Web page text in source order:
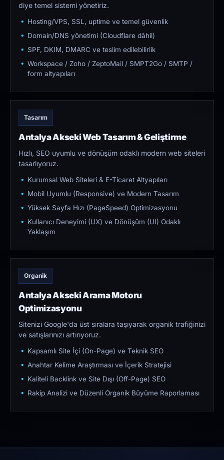
diye temel sistemi yönetiriz.
Hosting/VPS, SSL, uptime ve temel güvenlik
Domain/DNS yönetimi (Cloudflare dâhil)
SPF, DKIM, DMARC ve teslim edilebilirlik
Workspace / Zoho / ZeptoMail / SMPT2Go / SMTP /
form altyapıları
Tasarım
Antalya Akseki Web Tasarım & Geliştirme
Hızlı, SEO uyumlu ve dönüşüm odaklı modern web siteleri
tasarlıyoruz.
Kurumsal Web Siteleri & E-Ticaret Altyapıları
Mobil Uyumlu (Responsive) ve Modern Tasarım
Yüksek Sayfa Hızı (PageSpeed) Optimizasyonu
Kullanıcı Deneyimi (UX) ve Dönüşüm (UI) Odaklı
Yaklaşım
Organik
Antalya Akseki Arama Motoru
Optimizasyonu
Sitenizi Google'da üst sıralara taşıyarak organik trafiğinizi
ve satışlarınızı artırıyoruz.
Kapsamlı Site İçi (On-Page) ve Teknik SEO
Anahtar Kelime Araştırması ve İçerik Stratejisi
Kaliteli Backlink ve Site Dışı (Off-Page) SEO
Rakip Analizi ve Düzenli Organik Büyüme Raporlaması